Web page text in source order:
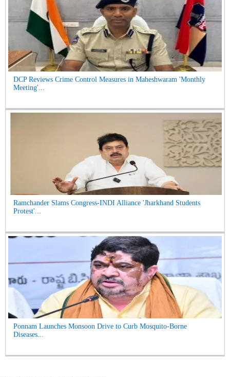
DCP Reviews Crime Control Measures in Maheshwaram 'Monthly
Meeting'...
Ramchander Slams Congress-INDI Alliance 'Jharkhand Students
Protest'...
Ponnam Launches Monsoon Drive to Curb Mosquito-Borne
Diseases...